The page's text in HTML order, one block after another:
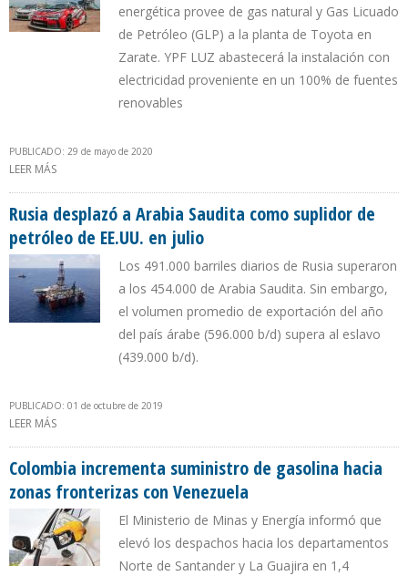
energética provee de gas natural y Gas Licuado
de Petróleo (GLP) a la planta de Toyota en
Zarate. YPF LUZ abastecerá la instalación con
electricidad proveniente en un 100% de fuentes
renovables
PUBLICADO: 29 de mayo de 2020
LEER MÁS
Rusia desplazó a Arabia Saudita como suplidor de
petróleo de EE.UU. en julio
Los 491.000 barriles diarios de Rusia superaron
a los 454.000 de Arabia Saudita. Sin embargo,
el volumen promedio de exportación del año
del país árabe (596.000 b/d) supera al eslavo
(439.000 b/d).
PUBLICADO: 01 de octubre de 2019
LEER MÁS
Colombia incrementa suministro de gasolina hacia
zonas fronterizas con Venezuela
El Ministerio de Minas y Energía informó que
elevó los despachos hacia los departamentos
Norte de Santander y La Guajira en 1,4